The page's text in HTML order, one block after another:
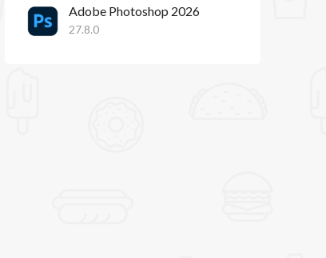
Adobe Photoshop 2026
27.8.0